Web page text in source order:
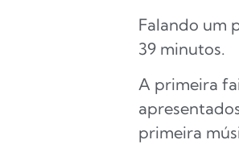
Falando um
39 minutos.
A primeira
primeira